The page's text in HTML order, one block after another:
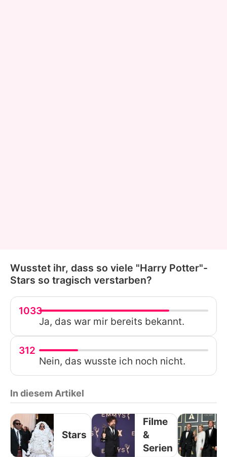
Wusstet ihr, dass so viele "Harry Potter"-
Stars so tragisch verstarben?
1033
Ja, das war mir bereits bekannt.
312
Nein, das wusste ich noch nicht.
In diesem Artikel
Stars
Filme
&
Serien